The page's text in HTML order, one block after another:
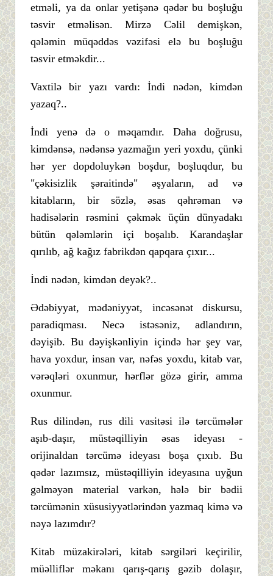
etməli, ya da onlar yetişənə qədər bu boşluğu
təsvir etməlisən. Mirzə Cəlil demişkən,
qələmin müqəddəs vəzifəsi elə bu boşluğu
təsvir etməkdir...
Vaxtilə bir yazı vardı: İndi nədən, kimdən
yazaq?..
İndi yenə də o məqamdır. Daha doğrusu,
kimdənsə, nədənsə yazmağın yeri yoxdu, çünki
hər yer dopdoluykən boşdur, boşluqdur, bu
"çəkisizlik şəraitində" əşyaların, ad və
kitabların, bir sözlə, əsas qəhrəman və
hadisələrin rəsmini çəkmək üçün dünyadakı
bütün qələmlərin içi boşalıb. Karandaşlar
qırılıb, ağ kağız fabrikdən qapqara çıxır...
İndi nədən, kimdən deyək?..
Ədəbiyyat, mədəniyyət, incəsənət diskursu,
paradiqması. Necə istəsəniz, adlandırın,
dəyişib. Bu dəyişkənliyin içində hər şey var,
hava yoxdur, insan var, nəfəs yoxdu, kitab var,
vərəqləri oxunmur, hərflər gözə girir, amma
oxunmur.
Rus dilindən, rus dili vasitəsi ilə tərcümələr
aşıb-daşır, müstəqilliyin əsas ideyası -
orijinaldan tərcümə ideyası boşa çıxıb. Bu
qədər lazımsız, müstəqilliyin ideyasına uyğun
gəlməyən material varkən, hələ bir bədii
tərcümənin xüsusiyyətlərindən yazmaq kimə və
nəyə lazımdır?
Kitab müzakirələri, kitab sərgiləri keçirilir,
müəlliflər məkanı qarış-qarış gəzib dolaşır,